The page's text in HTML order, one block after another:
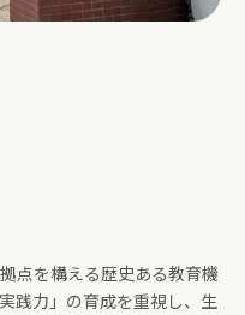
点を構える歴史ある教育機
践力」の育成を重視し、生